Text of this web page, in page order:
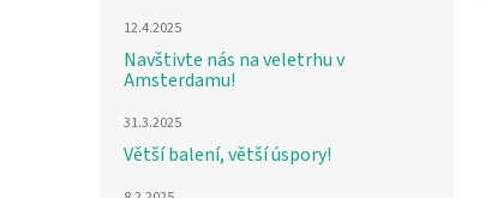
12.4.2025
Navštivte nás na veletrhu v
Amsterdamu!
31.3.2025
Větší balení, větší úspory!